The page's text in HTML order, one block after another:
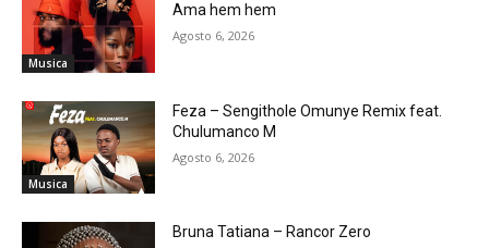
Musica
Ama hem hem
Agosto 6, 2026
Musica
Feza – Sengithole Omunye Remix feat.
Chulumanco M
Agosto 6, 2026
Bruna Tatiana – Rancor Zero